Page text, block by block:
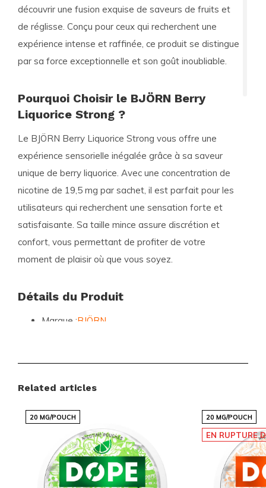
découvrir une fusion exquise de saveurs de fruits et
de réglisse. Conçu pour ceux qui recherchent une
expérience intense et raffinée, ce produit se distingue
par sa force exceptionnelle et son goût inoubliable.
Pourquoi Choisir le BJÖRN Berry
Liquorice Strong ?
Le BJÖRN Berry Liquorice Strong vous offre une
expérience sensorielle inégalée grâce à sa saveur
unique de berry liquorice. Avec une concentration de
nicotine de 19,5 mg par sachet, il est parfait pour les
utilisateurs qui recherchent une sensation forte et
satisfaisante. Sa taille mince assure discrétion et
confort, vous permettant de profiter de votre
moment de plaisir où que vous soyez.
Détails du Produit
Marque :BJÖRN
Poids par sachet :
Saveur :Berry Liquorice
Type de produit :Nicotine Pouches
Nicotine par sachet :19.5 mg
Nicotine par gramme :30 mg
Related articles
20 MG/POUCH 20 MG/POUCH
EN RUPTURE